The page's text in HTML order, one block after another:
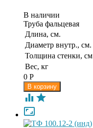
В наличии
Труба фальцевая
Длина, см.
Диаметр внутр., см.
Толщина стенки, см
Вес, кг
0 Р
 
